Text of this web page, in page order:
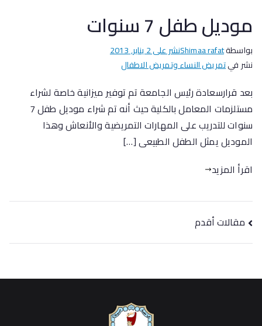
موديل طفل 7 سنوات
بواسطةShimaa rafatنشر على2 يناير, 2013
نشر فيتمريض النساء وتمريض الاطفال
بعد قرارسعادة رئيس الجامعة تم توفير ميزانية خاصة لشراء
مستلزمات المعامل بالكلية حيث أنه تم شراء موديل طفل 7
سنوات للتدريب على المهارات التمريضية والأنعاش وهذا
الموديل يمثل الطفل الطبيعى […]
اقرأ المزيد
مقالات أقدم